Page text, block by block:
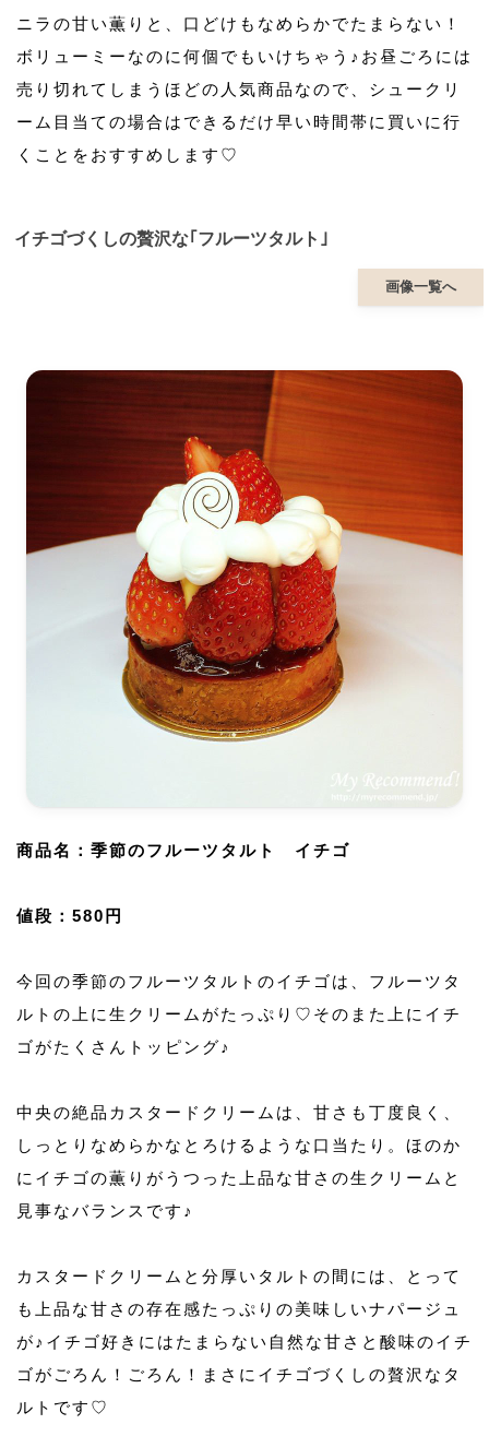
ニラの甘い薫りと、口どけもなめらかでたまらない！
ボリューミーなのに何個でもいけちゃう♪お昼ごろには
売り切れてしまうほどの人気商品なので、シュークリ
ーム目当ての場合はできるだけ早い時間帯に買いに行
くことをおすすめします♡
イチゴづくしの贅沢な｢フルーツタルト｣
画像一覧へ
商品名：季節のフルーツタルト イチゴ
値段：580円
今回の季節のフルーツタルトのイチゴは、フルーツタ
ルトの上に生クリームがたっぷり♡そのまた上にイチ
ゴがたくさんトッピング♪
中央の絶品カスタードクリームは、甘さも丁度良く、
しっとりなめらかなとろけるような口当たり。ほのか
にイチゴの薫りがうつった上品な甘さの生クリームと
見事なバランスです♪
カスタードクリームと分厚いタルトの間には、とって
も上品な甘さの存在感たっぷりの美味しいナパージュ
が♪イチゴ好きにはたまらない自然な甘さと酸味のイチ
ゴがごろん！ごろん！まさにイチゴづくしの贅沢なタ
ルトです♡